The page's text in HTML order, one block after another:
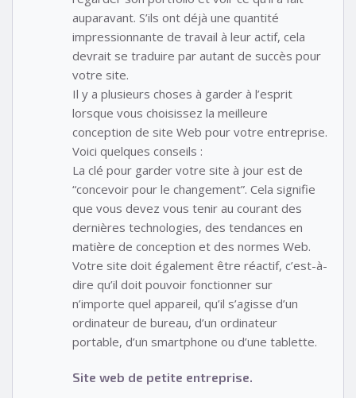
auparavant. S’ils ont déjà une quantité
impressionnante de travail à leur actif, cela
devrait se traduire par autant de succès pour
votre site.
Il y a plusieurs choses à garder à l’esprit
lorsque vous choisissez la meilleure
conception de site Web pour votre entreprise.
Voici quelques conseils :
La clé pour garder votre site à jour est de
“concevoir pour le changement”. Cela signifie
que vous devez vous tenir au courant des
dernières technologies, des tendances en
matière de conception et des normes Web.
Votre site doit également être réactif, c’est-à-
dire qu’il doit pouvoir fonctionner sur
n’importe quel appareil, qu’il s’agisse d’un
ordinateur de bureau, d’un ordinateur
portable, d’un smartphone ou d’une tablette.
Site web de petite entreprise.